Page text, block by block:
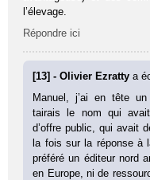
l’élevage.
Répondre ici
[13] - Olivier Ezrattya
Manuel, j’ai en tête
tairais le nom qui
d’offre public, qui avait
la fois sur la réponse à
préféré un éditeur nord
en Europe, ni de